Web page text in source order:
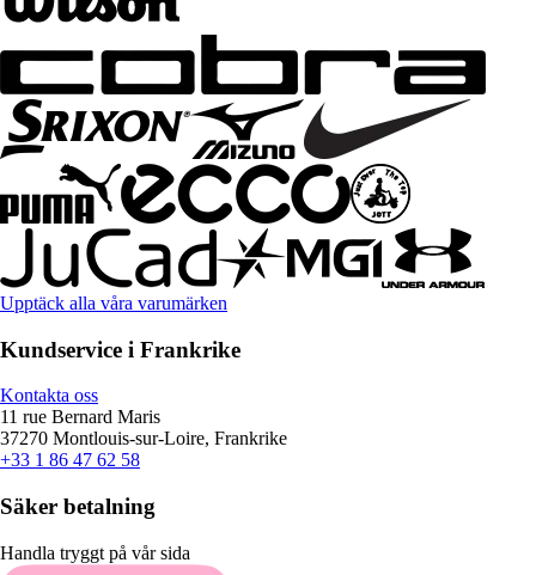
Upptäck alla våra varumärken
Kundservice i Frankrike
Kontakta oss
11 rue Bernard Maris
37270 Montlouis-sur-Loire, Frankrike
+33 1 86 47 62 58
Säker betalning
Handla tryggt på vår sida